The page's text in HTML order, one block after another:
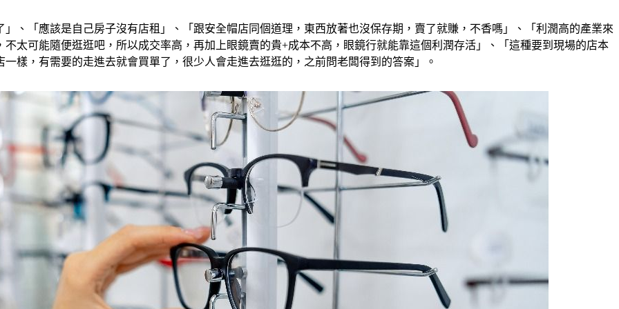
、「應該是自己房子沒有店租」、「跟安全帽店同個道理，東西放著也沒保存期，賣了就賺，不香嗎」、「利潤高的產業來
太可能隨便逛逛吧，所以成交率高，再加上眼鏡賣的貴+成本不高，眼鏡行就能靠這個利潤存活」、「這種要到現場的店本
樣，有需要的走進去就會買單了，很少人會走進去逛逛的，之前問老闆得到的答案」。